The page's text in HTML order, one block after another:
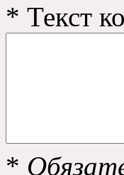
* Текст
*